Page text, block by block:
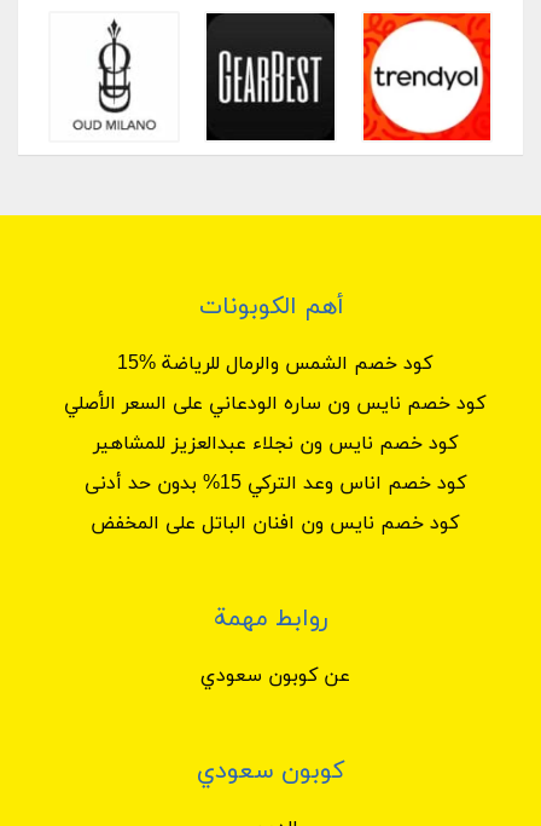
أهم الكوبونات
كود خصم الشمس والرمال للرياضة %15
كود خصم نايس ون ساره الودعاني على السعر الأصلي
كود خصم نايس ون نجلاء عبدالعزيز للمشاهير
كود خصم اناس وعد التركي 15% بدون حد أدنى
كود خصم نايس ون افنان الباتل على المخفض
روابط مهمة
عن كوبون سعودي
كوبون سعودي